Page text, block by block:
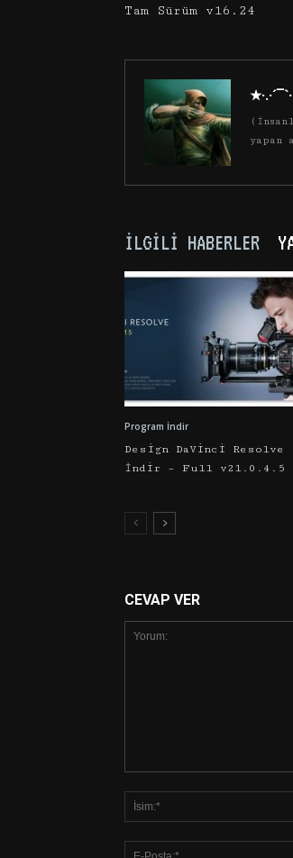
Tam Sürüm v16.24
yapan
İLGILI HABERLER
Program İndir
Design DaVinci Resolve
İndir – Full v21.0.4.5
CEVAP VER